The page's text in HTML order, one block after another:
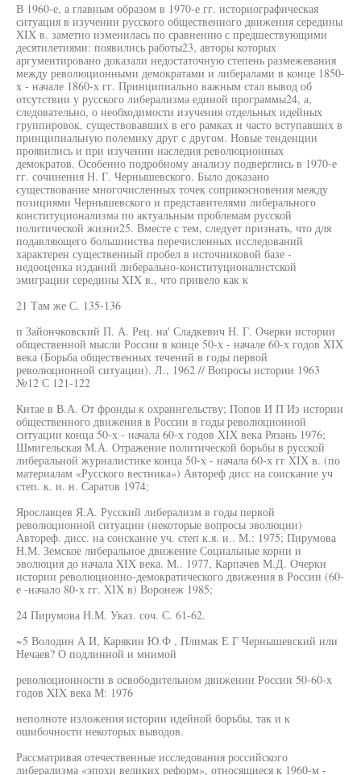
В 1960-е, а главным образом в 1970-е гг. историографическая
ситуация в изучении русского общественного движения середины
XIX в. заметно изменилась по сравнению с предшествующими
десятилетиями: появились работы23, авторы которых
аргументировано доказали недостаточную степень размежевания
между революционными демократами и либералами в конце 1850-
х - начале 1860-х гг. Принципиально важным стал вывод об
отсутствии у русского либерализма единой программы24, а,
следовательно, о необходимости изучения отдельных идейных
группировок, существовавших в его рамках и часто вступавших в
принципиальную полемику друг с другом. Новые тенденции
проявились и при изучении наследия революционных
демократов. Особенно подробному анализу подверглись в 1970-е
гг. сочинения Н. Г. Чернышевского. Было доказано
существование многочисленных точек соприкосновения между
позициями Чернышевского и представителями либерального
конституционализма по актуальным проблемам русской
политической жизни25. Вместе с тем, следует признать, что для
подавляющего большинства перечисленных исследований
характерен существенный пробел в источниковой базе -
недооценка изданий либерально-конституционалистской
эмиграции середины XIX в., что привело как к
21 Там же С. 135-136
п Зайончковский П. А. Рец. на' Сладкевич Н. Г. Очерки истории
общественной мысли России в конце 50-х - начале 60-х годов XIX
века (Борьба общественных течений в годы первой
революционной ситуации). Л., 1962 // Вопросы истории 1963
№12 С 121-122
Китае в В.А. От фронды к охраннгельству; Попов И П Из истории
общественного движения в России в годы революционной
ситуации конца 50-х - начала 60-х годов XIX века Рязань 1976;
Шмигельская М.А. Отражение политической борьбы в русской
либеральной журналистике конца 50-х - начала 60-х гг XIX в. (по
материалам «Русского вестника») Автореф дисс на соискание уч
степ. к. и. н. Саратов 1974;
Ярославцев Я.А. Русский либерализм в годы первой
революционной ситуации (некоторые вопросы эволюции)
Автореф. дисс. на соискание уч. степ к.я. и.. М.: 1975; Пирумова
Н.М. Земское либеральное движение Социальные корни и
эволюция до начала XIX века. М.. 1977, Карпачев М.Д. Очерки
истории революционно-демократического движения в России (60-
е -начало 80-х гг. XIX в) Воронеж 1985;
24 Пирумова Н.М. Указ. соч. С. 61-62.
~5 Володин А И, Карякин Ю.Ф , Плимак Е Г Чернышевский или
Нечаев? О подлинной и мнимой
революционности в освободительном движении России 50-60-х
годов XIX века М: 1976
неполноте изложения истории идейной борьбы, так и к
ошибочности некоторых выводов.
Рассматривая отечественные исследования российского
либерализма «эпохи великих реформ», относящиеся к 1960-м -